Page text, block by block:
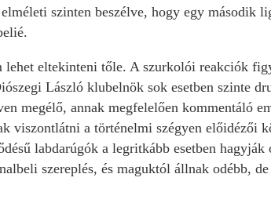
szinten beszélve, hogy egy második
lehet eltekinteni tőle. A szurkolói reakciók
László klubelnök sok esetben szinte
megélő, annak megfelelően kommentáló
viszontlátni a történelmi szégyen előidézői
labdarúgók a legritkább esetben
szereplés, és maguktól állnak odébb, de